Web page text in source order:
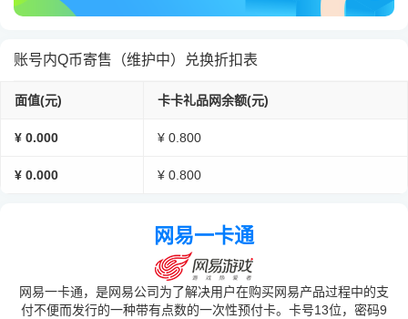
账号内Q币寄售（维护中）兑换折扣表
面值(元) 卡卡礼品网余额(元)
¥ 0.000 ¥ 0.800
¥ 0.000 ¥ 0.800
网易一卡通
网易一卡通，是网易公司为了解决用户在购买网易产品过程中的支
付不便而发行的一种带有点数的一次性预付卡。卡号13位，密码9